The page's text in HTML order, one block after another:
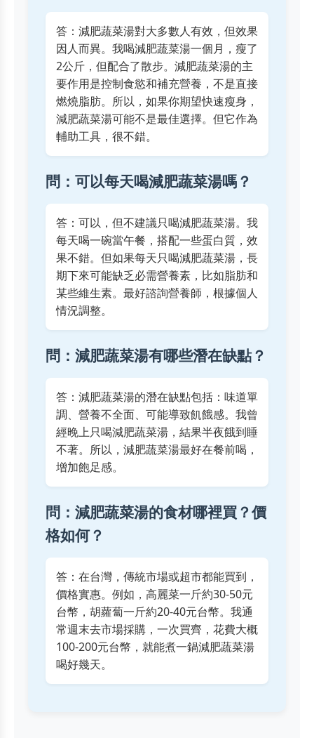
答：減肥蔬菜湯對大多數人有效，但效果
因人而異。我喝減肥蔬菜湯一個月，瘦了
2公斤，但配合了散步。減肥蔬菜湯的主
要作用是控制食慾和補充營養，不是直接
燃燒脂肪。所以，如果你期望快速瘦身，
減肥蔬菜湯可能不是最佳選擇。但它作為
輔助工具，很不錯。
問：可以每天喝減肥蔬菜湯嗎？
答：可以，但不建議只喝減肥蔬菜湯。我
每天喝一碗當午餐，搭配一些蛋白質，效
果不錯。但如果每天只喝減肥蔬菜湯，長
期下來可能缺乏必需營養素，比如脂肪和
某些維生素。最好諮詢營養師，根據個人
情況調整。
問：減肥蔬菜湯有哪些潛在缺點？
答：減肥蔬菜湯的潛在缺點包括：味道單
調、營養不全面、可能導致飢餓感。我曾
經晚上只喝減肥蔬菜湯，結果半夜餓到睡
不著。所以，減肥蔬菜湯最好在餐前喝，
增加飽足感。
問：減肥蔬菜湯的食材哪裡買？價
格如何？
答：在台灣，傳統市場或超市都能買到，
價格實惠。例如，高麗菜一斤約30-50元
台幣，胡蘿蔔一斤約20-40元台幣。我通
常週末去市場採購，一次買齊，花費大概
100-200元台幣，就能煮一鍋減肥蔬菜湯
喝好幾天。